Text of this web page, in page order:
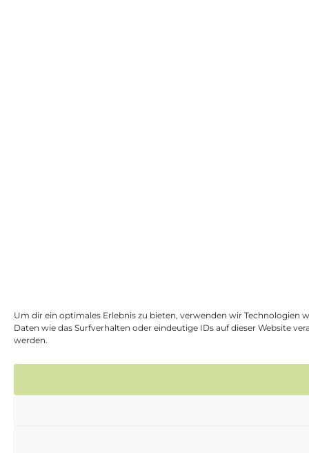
Um dir ein optimales Erlebnis zu bieten, verwenden wir Technologien
Daten wie das Surfverhalten oder eindeutige IDs auf dieser Website
werden.